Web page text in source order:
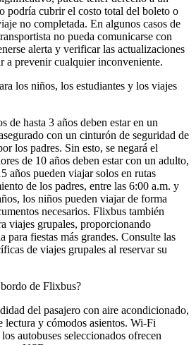
podría cubrir el costo total del boleto o
no completada. En algunos casos de
no pueda comunicarse con
alerta y verificar las actualizaciones
a prevenir cualquier inconveniente.
los niños, los estudiantes y los viajes
de hasta 3 años deben estar en un
con un cinturón de seguridad de
los padres. Sin esto, se negará el
de 10 años deben estar con un adulto,
años pueden viajar solos en rutas
de los padres, entre las 6:00 a.m. y
los niños pueden viajar de forma
necesarios. Flixbus también
viajes grupales, proporcionando
fiestas más grandes. Consulte las
de viajes grupales al reservar su
de Flixbus?
del pasajero con aire acondicionado,
lectura y cómodos asientos. Wi-Fi
autobuses seleccionados ofrecen